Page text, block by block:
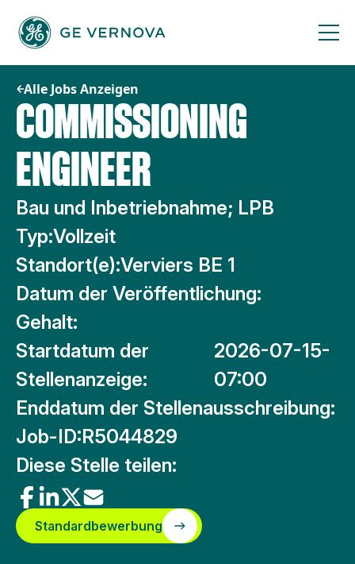
Inhalt
springen
Alle Jobs Anzeigen
COMMISSIONING
ENGINEER
Bau und Inbetriebnahme; LPB
Typ:Vollzeit
Standort(e):Verviers BE 1
Datum der Veröffentlichung:
Gehalt:
Startdatum der
Stellenanzeige:
2026-07-15-
07:00
Enddatum der Stellenausschreibung:
Job-ID:R5044829
Diese Stelle teilen:
Standardbewerbung